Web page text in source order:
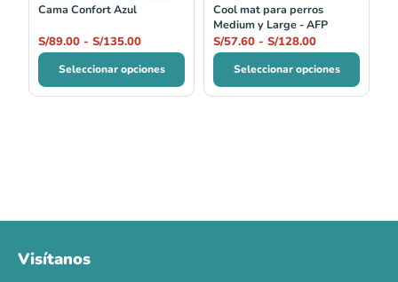
Cama Confort Azul
S/89.00 - S/135.00
Seleccionar opciones
Cool mat para perros
Medium y Large - AFP
S/57.60 - S/128.00
Seleccionar opciones
Visítanos